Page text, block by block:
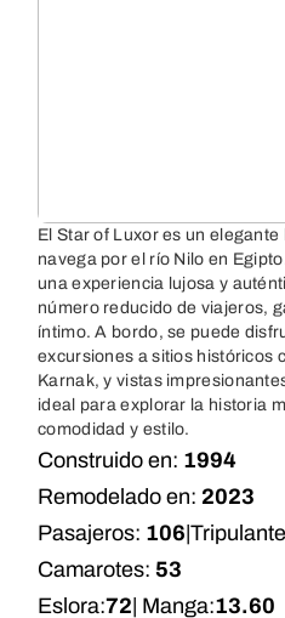
El Star of Luxor es un
navega por el río Nilo en
una experiencia lujosa y
número reducido de viajeros,
íntimo. A bordo, se puede
excursiones a sitios históricos
Karnak, y vistas
ideal para explorar la historia
comodidad y estilo.
Construido en: 1994
Remodelado en: 2023
Pasajeros: 106
Camarotes: 53
Eslora:72 | Manga:13.60